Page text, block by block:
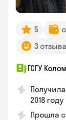
5
3 отзыва
ГСГУ
2018 году
Прошла